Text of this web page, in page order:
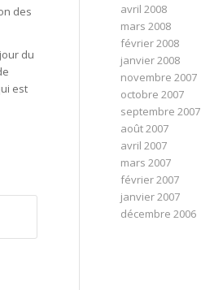
des
du
est
avril 2008
mars 2008
février 2008
janvier 2008
novembre 2007
octobre 2007
septembre 2007
août 2007
avril 2007
mars 2007
février 2007
janvier 2007
décembre 2006